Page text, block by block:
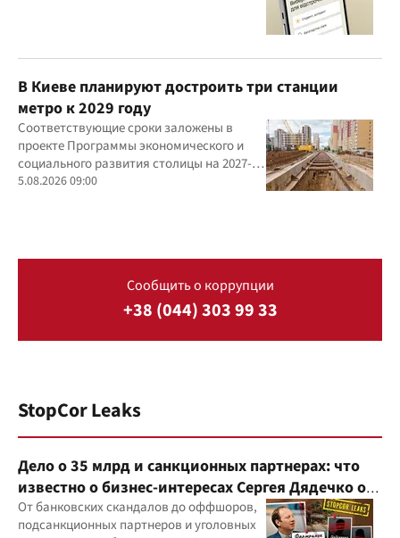
В Киеве планируют достроить три станции
метро к 2029 году
Соответствующие сроки заложены в
проекте Программы экономического и
социального развития столицы на 2027-
2029 годы
5.08.2026 09:00
Сообщить о коррупции
+38 (044) 303 99 33
StopCor Leaks
Дело о 35 млрд и санкционных партнерах: что
известно о бизнес-интересах Сергея Дядечко от
"Родовид Банка" до "ФАРМАСЕЛ"
От банковских скандалов до оффшоров,
подсанкционных партнеров и уголовных